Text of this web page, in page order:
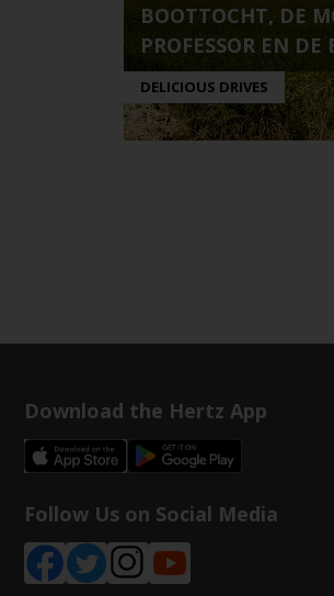
BOOTTOCHT, DE
PROFESSOR EN DE
DELICIOUS DRIVES
Download the Hertz App
Follow Us on Social Media